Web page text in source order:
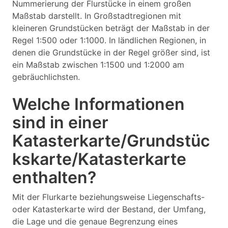
Nummerierung der Flurstücke in einem großen
Maßstab darstellt. In Großstadtregionen mit
kleineren Grundstücken beträgt der Maßstab in der
Regel 1:500 oder 1:1000. In ländlichen Regionen, in
denen die Grundstücke in der Regel größer sind, ist
ein Maßstab zwischen 1:1500 und 1:2000 am
gebräuchlichsten.
Welche Informationen
sind in einer
Katasterkarte/Grundstüc
kskarte/Katasterkarte
enthalten?
Mit der Flurkarte beziehungsweise Liegenschafts-
oder Katasterkarte wird der Bestand, der Umfang,
die Lage und die genaue Begrenzung eines